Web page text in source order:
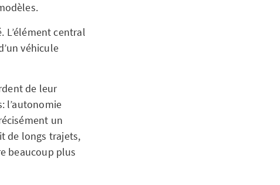
L’élément central
véhicule
de leur
l’autonomie
un
de longs trajets,
beaucoup plus